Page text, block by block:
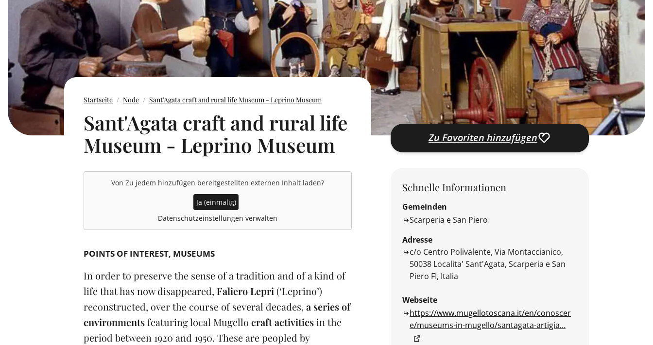
Startseite Node Sant'Agata craft and rural life Museum - Leprino Museum
Sant'Agata craft and rural life
Museum - Leprino Museum
Von Zu jedem hinzufügen bereitgestellten externen Inhalt laden?
Ja (einmalig)
Datenschutzeinstellungen verwalten
POINTS OF INTEREST MUSEUMS
In order to preserve the sense of a tradition and of a kind of
life that has now disappeared, Faliero Lepri(‘Leprino’)
reconstructed, over the course of several decades, a series of
environmentsfeaturing local Mugello craft activitiesin the
period between 1920 and 1950. These are peopled by
Zu Favoriten hinzufügen
Schnelle Informationen
Gemeinden
Scarperia e San Piero
Adresse
c/o Centro Polivalente, Via Montaccianico,
50038 Localita' Sant'Agata, Scarperia e San
Piero FI, Italia
Webseite
https://www.mugellotoscana.it/en/conoscer
e/museums-in-mugello/santagata-artigia…